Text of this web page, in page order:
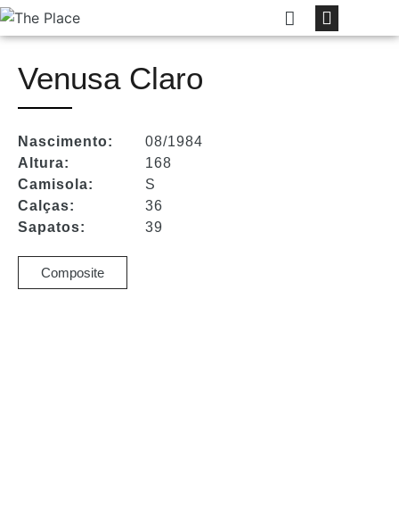
Venusa Claro
Nascimento:
Altura:
Camisola:
Calças:
Sapatos:
08/1984
168
S
36
39
Composite